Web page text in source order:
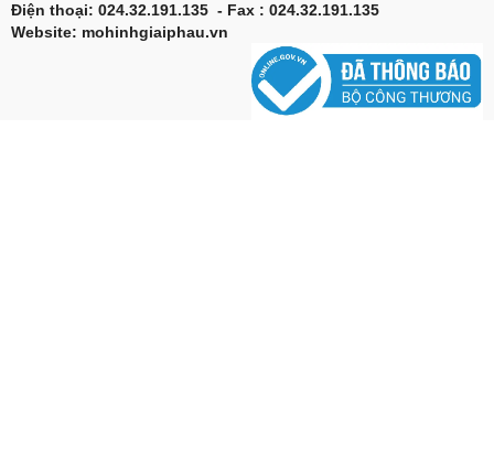
Điện thoại: 024.32.191.135 - Fax : 024.32.191.135
Website: mohinhgiaiphau.vn